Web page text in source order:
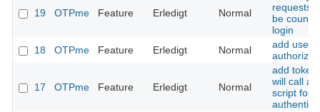
19 OTPme Feature Erledigt Normal
requests
be
login
18
OTPme Feature Erledigt Normal
add user
17 OTPme Feature Erledigt Normal
add token
will call
script for